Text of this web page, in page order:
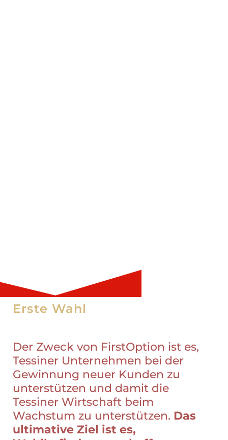
KLICKE HIER
Erste Wahl
Der Zweck von FirstOption ist es,
Tessiner Unternehmen bei der
Gewinnung neuer Kunden zu
unterstützen und damit die
Tessiner Wirtschaft beim
Wachstum zu unterstützen. Das
ultimative Ziel ist es,